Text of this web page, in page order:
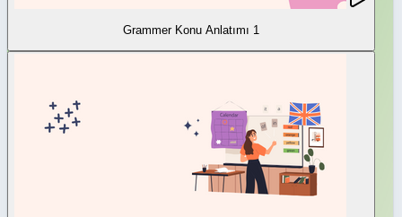
Grammer Konu Anlatımı 1